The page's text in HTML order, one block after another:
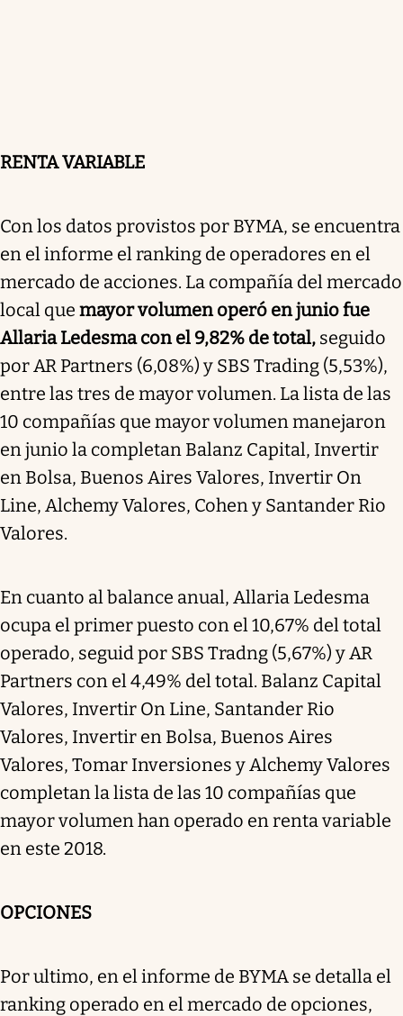
RENTA VARIABLE
Con los datos provistos por BYMA, se encuentra
en el informe el ranking de operadores en el
mercado de acciones. La compañía del mercado
local que mayor volumen operó en junio fue
Allaria Ledesma con el 9,82% de total, seguido
por AR Partners (6,08%) y SBS Trading (5,53%),
entre las tres de mayor volumen. La lista de las
10 compañías que mayor volumen manejaron
en junio la completan Balanz Capital, Invertir
en Bolsa, Buenos Aires Valores, Invertir On
Line, Alchemy Valores, Cohen y Santander Rio
Valores.
En cuanto al balance anual, Allaria Ledesma
ocupa el primer puesto con el 10,67% del total
operado, seguid por SBS Tradng (5,67%) y AR
Partners con el 4,49% del total. Balanz Capital
Valores, Invertir On Line, Santander Rio
Valores, Invertir en Bolsa, Buenos Aires
Valores, Tomar Inversiones y Alchemy Valores
completan la lista de las 10 compañías que
mayor volumen han operado en renta variable
en este 2018.
OPCIONES
Por ultimo, en el informe de BYMA se detalla el
ranking operado en el mercado de opciones,